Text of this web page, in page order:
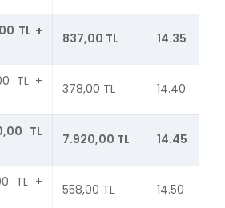
TL +
837,00 TL 14.35
TL +
378,00 TL 14.40
TL
7.920,00 TL 14.45
TL +
558,00 TL 14.50